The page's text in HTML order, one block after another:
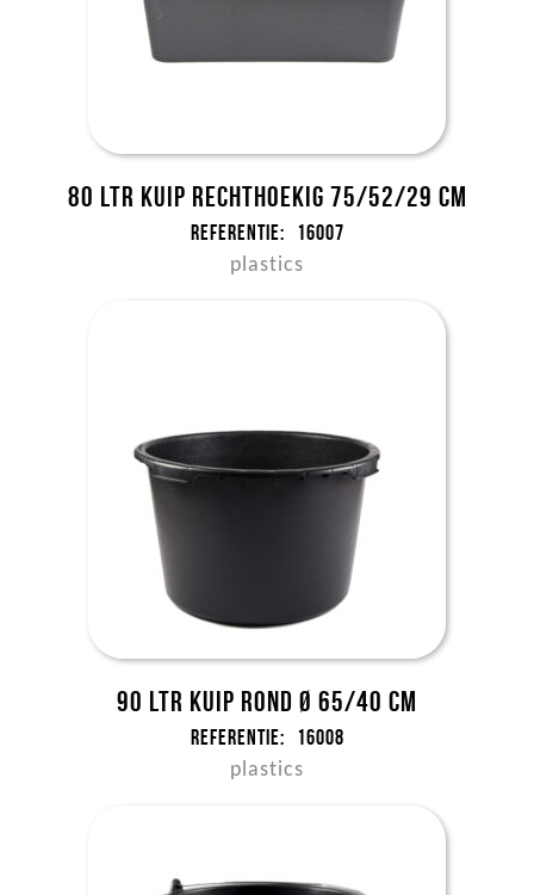
80 ltr kuip rechthoekig 75/52/29 cm
Referentie: 16007
plastics
90 ltr kuip rond Ø 65/40 cm
Referentie: 16008
plastics